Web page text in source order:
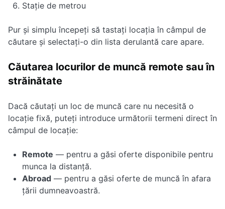
Stație de metrou
Pur și simplu începeți să tastați locația în câmpul de
căutare și selectați-o din lista derulantă care apare.
Căutarea locurilor de muncă remote sau în
străinătate
Dacă căutați un loc de muncă care nu necesită o
locație fixă, puteți introduce următorii termeni direct în
câmpul de locație:
Remote — pentru a găsi oferte disponibile pentru
munca la distanță.
Abroad — pentru a găsi oferte de muncă în afara
țării dumneavoastră.